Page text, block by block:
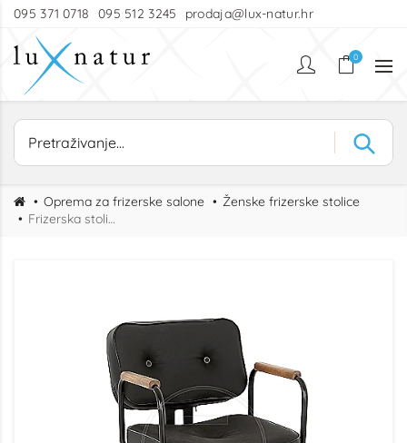
095 371 0718 095 512 3245 prodaja@lux-natur.hr
0
Oprema za frizerske salone
Ženske frizerske stolice
Frizerska stolica Noah Color QSL